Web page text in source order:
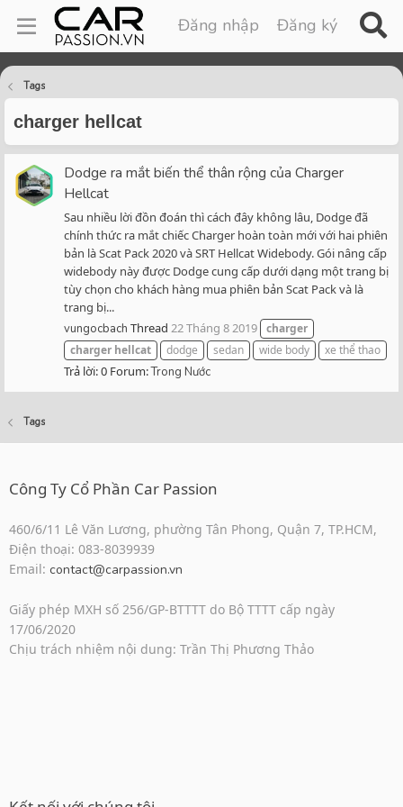
Đăng nhập Đăng ký
Tags
charger hellcat
Dodge ra mắt biến thể thân rộng của Charger
Hellcat
Sau nhiều lời đồn đoán thì cách đây không lâu, Dodge đã
chính thức ra mắt chiếc Charger hoàn toàn mới với hai phiên
bản là Scat Pack 2020 và SRT Hellcat Widebody. Gói nâng cấp
widebody này được Dodge cung cấp dưới dạng một trang bị
tùy chọn cho khách hàng mua phiên bản Scat Pack và là
trang bị...
vungocbach Thread 22 Tháng 8 2019 charger
charger hellcat dodge sedan wide body xe thể thao
Trả lời: 0 Forum:Trong Nước
Tags
Công Ty Cổ Phần Car Passion
460/6/11 Lê Văn Lương, phường Tân Phong, Quận 7, TP.HCM,
Điện thoại: 083-8039939
Email: contact@carpassion.vn
Giấy phép MXH số 256/GP-BTTTT do Bộ TTTT cấp ngày
17/06/2020
Chịu trách nhiệm nội dung: Trần Thị Phương Thảo